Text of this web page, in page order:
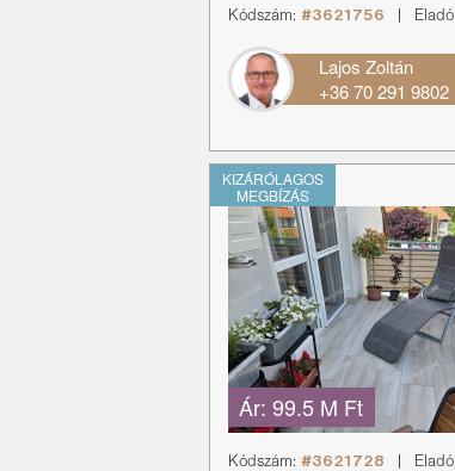
Kódszám: #3621756 Eladó
Lajos Zoltán
+36 70 291 9802
KIZÁRÓLAGOS
MEGBÍZÁS
Ár: 99.5 M Ft
Kódszám: #3621728 Eladó